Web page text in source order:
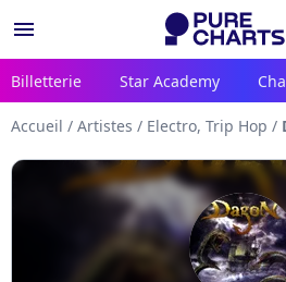
menu
Billetterie Star Academy
Accueil / Artistes / Electro, Trip Hop /